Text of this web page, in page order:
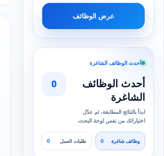
عرض الوظائف
أحدث الوظائف الشاغرة
أحدث الوظائف
الشاغرة
ابدأ بالنتائج المطابقة، ثم عدّل
اختياراتك من نفس لوحة البحث.
0
وظائف شاغرة 0 طلبات العمل 0